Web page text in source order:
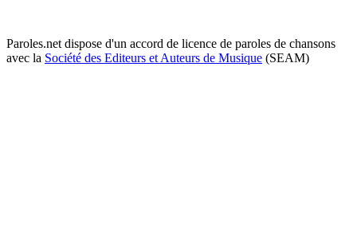
Paroles.net dispose d'un accord de licence de paroles de chansons
avec la Société des Editeurs et Auteurs de Musique (SEAM)